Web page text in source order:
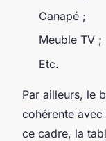
Canapé ;
Meuble TV ;
Etc.
Par ailleurs, le
cohérente avec
ce cadre, la